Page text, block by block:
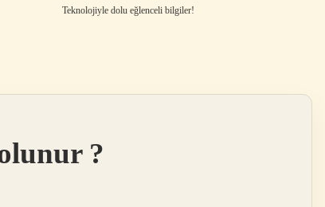
Teknolojiyle dolu eğlenceli bilgiler!
?